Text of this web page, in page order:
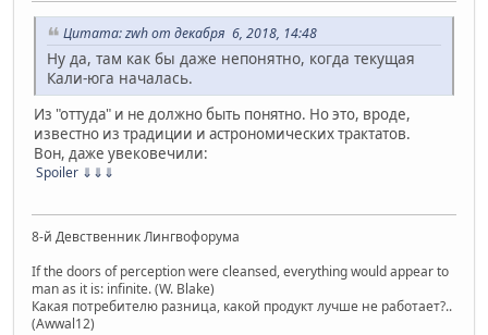
Цитата: zwh от декабря 6, 2018, 14:48
Ну да, там как бы даже непонятно, когда текущая
Кали-юга началась.
Из "оттуда" и не должно быть понятно. Но это, вроде,
известно из традиции и астрономических трактатов.
Вон, даже увековечили:
Spoiler ⇓⇓⇓
8-й Девственник Лингвофорума
If the doors of perception were cleansed, everything would appear to
man as it is: infinite. (W. Blake)
Какая потребителю разница, какой продукт лучше не работает?..
(Awwal12)